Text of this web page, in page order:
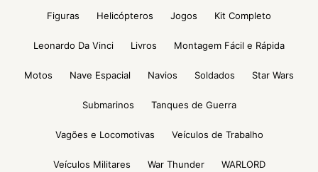
Figuras Helicópteros Jogos Kit Completo
Leonardo Da Vinci Livros Montagem Fácil e Rápida
Motos Nave Espacial Navios Soldados Star Wars
Submarinos Tanques de Guerra
Vagões e Locomotivas Veículos de Trabalho
Veículos Militares War Thunder WARLORD